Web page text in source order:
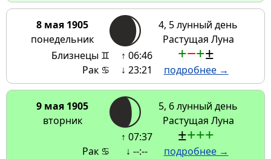
8 мая 1905
понедельник
4, 5 лунный день
Растущая Луна
Близнецы ♊
Рак ♋
↑ 06:46
↓ 23:21
+−+±
подробнее →
9 мая 1905
вторник
5, 6 лунный день
Растущая Луна
Рак ♋
↑ 07:37
↓ --:--
±+++
подробнее →